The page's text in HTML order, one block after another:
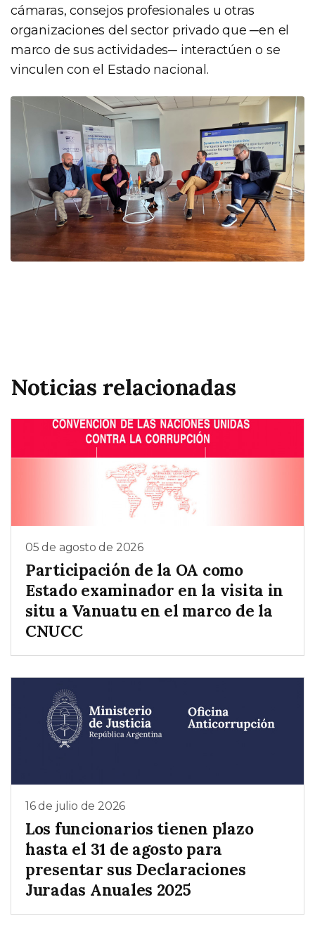
cámaras, consejos profesionales u otras
organizaciones del sector privado que ─en el
marco de sus actividades─ interactúen o se
vinculen con el Estado nacional.
Noticias relacionadas
05 de agosto de 2026
Participación de la OA como
Estado examinador en la visita in
situ a Vanuatu en el marco de la
CNUCC
16 de julio de 2026
Los funcionarios tienen plazo
hasta el 31 de agosto para
presentar sus Declaraciones
Juradas Anuales 2025